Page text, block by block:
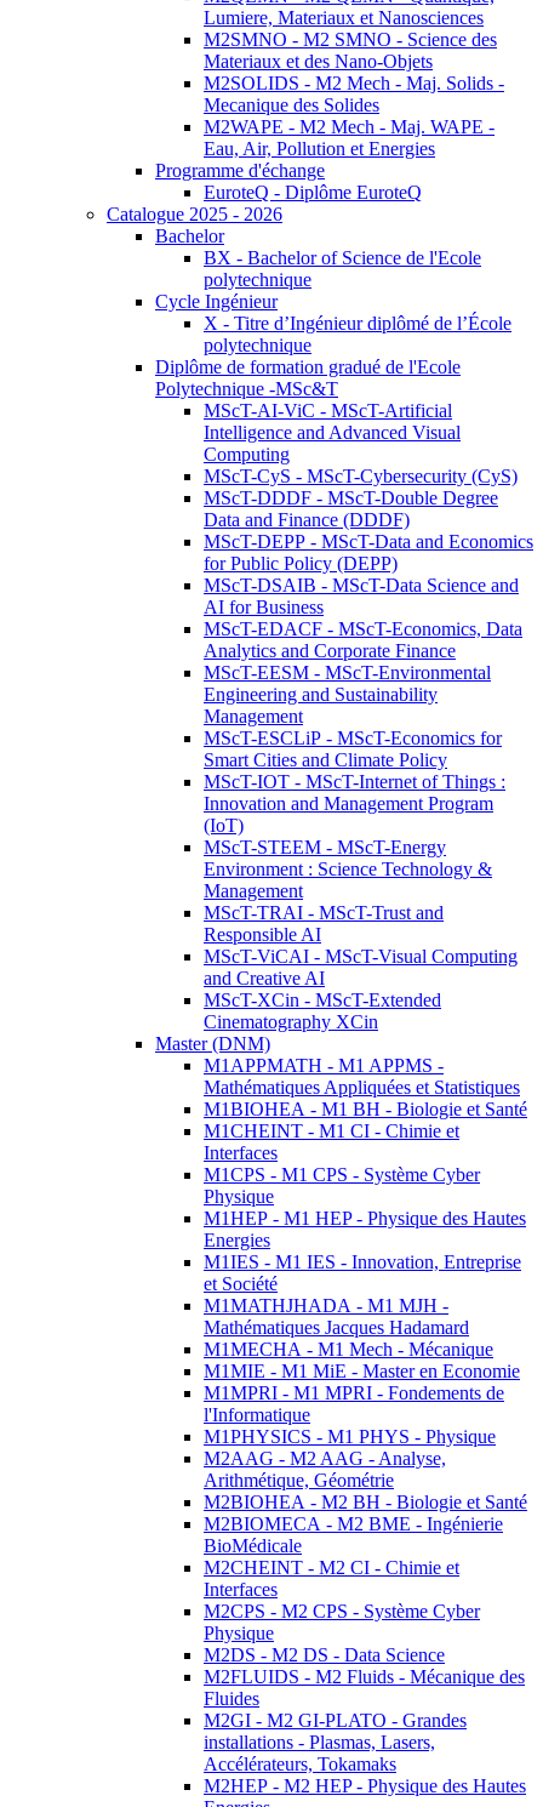
Lumiere, Materiaux et Nanosciences
M2SMNO - M2 SMNO - Science des
Materiaux et des Nano-Objets
M2SOLIDS - M2 Mech - Maj. Solids -
Mecanique des Solides
M2WAPE - M2 Mech - Maj. WAPE -
Eau, Air, Pollution et Energies
Programme d'échange
EuroteQ - Diplôme EuroteQ
Catalogue 2025 - 2026
Bachelor
BX - Bachelor of Science de l'Ecole
polytechnique
Cycle Ingénieur
X - Titre d’Ingénieur diplômé de l’École
polytechnique
Diplôme de formation gradué de l'Ecole
Polytechnique -MSc&T
MScT-AI-ViC - MScT-Artificial
Intelligence and Advanced Visual
Computing
MScT-CyS - MScT-Cybersecurity (CyS)
MScT-DDDF - MScT-Double Degree
Data and Finance (DDDF)
MScT-DEPP - MScT-Data and Economics
for Public Policy (DEPP)
MScT-DSAIB - MScT-Data Science and
AI for Business
MScT-EDACF - MScT-Economics, Data
Analytics and Corporate Finance
MScT-EESM - MScT-Environmental
Engineering and Sustainability
Management
MScT-ESCLiP - MScT-Economics for
Smart Cities and Climate Policy
MScT-IOT - MScT-Internet of Things :
Innovation and Management Program
(IoT)
MScT-STEEM - MScT-Energy
Environment : Science Technology &
Management
MScT-TRAI - MScT-Trust and
Responsible AI
MScT-ViCAI - MScT-Visual Computing
and Creative AI
MScT-XCin - MScT-Extended
Cinematography XCin
Master (DNM)
M1APPMATH - M1 APPMS -
Mathématiques Appliquées et Statistiques
M1BIOHEA - M1 BH - Biologie et Santé
M1CHEINT - M1 CI - Chimie et
Interfaces
M1CPS - M1 CPS - Système Cyber
Physique
M1HEP - M1 HEP - Physique des Hautes
Energies
M1IES - M1 IES - Innovation, Entreprise
et Société
M1MATHJHADA - M1 MJH -
Mathématiques Jacques Hadamard
M1MECHA - M1 Mech - Mécanique
M1MIE - M1 MiE - Master en Economie
M1MPRI - M1 MPRI - Fondements de
l'Informatique
M1PHYSICS - M1 PHYS - Physique
M2AAG - M2 AAG - Analyse,
Arithmétique, Géométrie
M2BIOHEA - M2 BH - Biologie et Santé
M2BIOMECA - M2 BME - Ingénierie
BioMédicale
M2CHEINT - M2 CI - Chimie et
Interfaces
M2CPS - M2 CPS - Système Cyber
Physique
M2DS - M2 DS - Data Science
M2FLUIDS - M2 Fluids - Mécanique des
Fluides
M2GI - M2 GI-PLATO - Grandes
installations - Plasmas, Lasers,
Accélérateurs, Tokamaks
M2HEP - M2 HEP - Physique des Hautes